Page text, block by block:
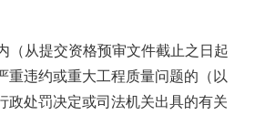
从提交资格预审文件截止之日起
重违约或重大工程质量问题的（以
政处罚决定或司法机关出具的有关